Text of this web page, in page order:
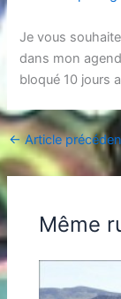
Je vous
dans mon
bloqué 10 jours
←Article
Même